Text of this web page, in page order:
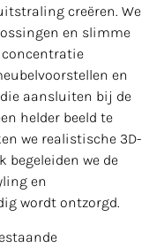
creëren. We
en slimme
en
aansluiten bij de
helder beeld te
we realistische 3D-
begeleiden we de
en
wordt ontzorgd.